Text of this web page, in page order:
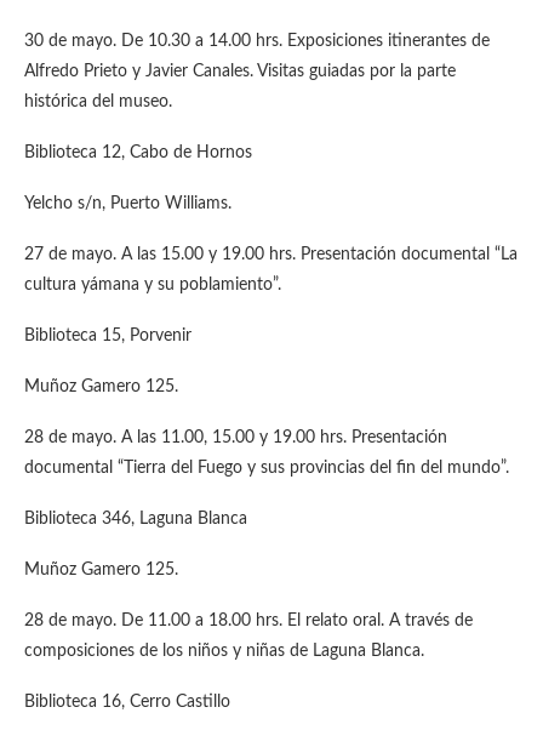
30 de mayo. De 10.30 a 14.00 hrs. Exposiciones itinerantes de
Alfredo Prieto y Javier Canales. Visitas guiadas por la parte
histórica del museo.
Biblioteca 12, Cabo de Hornos
Yelcho s/n, Puerto Williams.
27 de mayo. A las 15.00 y 19.00 hrs. Presentación documental “La
cultura yámana y su poblamiento”.
Biblioteca 15, Porvenir
Muñoz Gamero 125.
28 de mayo. A las 11.00, 15.00 y 19.00 hrs. Presentación
documental “Tierra del Fuego y sus provincias del fin del mundo”.
Biblioteca 346, Laguna Blanca
Muñoz Gamero 125.
28 de mayo. De 11.00 a 18.00 hrs. El relato oral. A través de
composiciones de los niños y niñas de Laguna Blanca.
Biblioteca 16, Cerro Castillo